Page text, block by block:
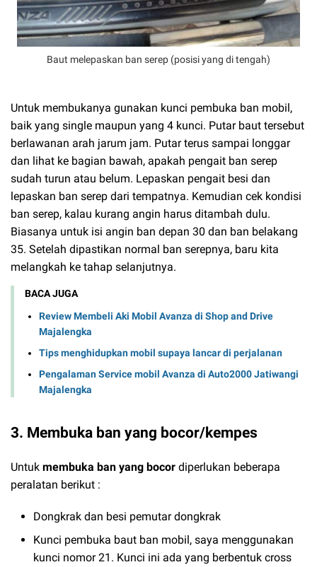
Baut melepaskan ban serep (posisi yang di tengah)
Untuk membukanya gunakan kunci pembuka ban mobil,
baik yang single maupun yang 4 kunci. Putar baut tersebut
berlawanan arah jarum jam. Putar terus sampai longgar
dan lihat ke bagian bawah, apakah pengait ban serep
sudah turun atau belum. Lepaskan pengait besi dan
lepaskan ban serep dari tempatnya. Kemudian cek kondisi
ban serep, kalau kurang angin harus ditambah dulu.
Biasanya untuk isi angin ban depan 30 dan ban belakang
35. Setelah dipastikan normal ban serepnya, baru kita
melangkah ke tahap selanjutnya.
BACA JUGA
Review Membeli Aki Mobil Avanza di Shop and Drive
Majalengka
Tips menghidupkan mobil supaya lancar di perjalanan
Pengalaman Service mobil Avanza di Auto2000 Jatiwangi
Majalengka
3. Membuka ban yang bocor/kempes
Untuk membuka ban yang bocor diperlukan beberapa
peralatan berikut :
Dongkrak dan besi pemutar dongkrak
Kunci pembuka baut ban mobil, saya menggunakan
kunci nomor 21. Kunci ini ada yang berbentuk cross